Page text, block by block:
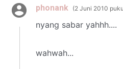
phonank 2 Juni 2010
nyang sabar yahhh....
wahwah...